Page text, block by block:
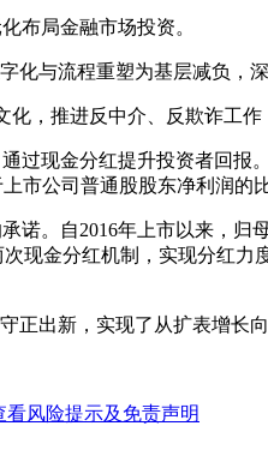
布局金融市场投资。
与流程重塑为基层减负，
，推进反中介、反欺诈工
现金分红提升投资者回报
市公司普通股股东净利润的比
。自2016年上市以来，归
现金分红机制，实现分红
出新，实现了从扩表增长
看风险提示及免责声明